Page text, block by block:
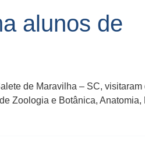
alunos de
de Maravilha – SC, visitaram
Zoologia e Botânica, Anatomia,